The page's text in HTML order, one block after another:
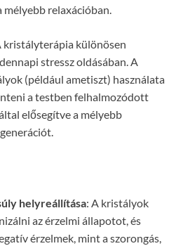
mélyebb relaxációban.
kristályterápia különösen
stressz oldásában. A
(például ametiszt) használata
a testben felhalmozódott
elősegítve a mélyebb
helyreállítása: A kristályok
az érzelmi állapotot, és
érzelmek, mint a szorongás,